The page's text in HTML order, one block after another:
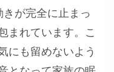
が完全に止まっ
まれています。こ
にも留めないよう